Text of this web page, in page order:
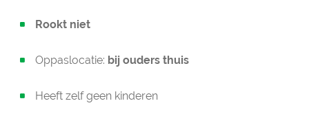
Rookt niet
Oppaslocatie: bij ouders thuis
Heeft zelf geen kinderen